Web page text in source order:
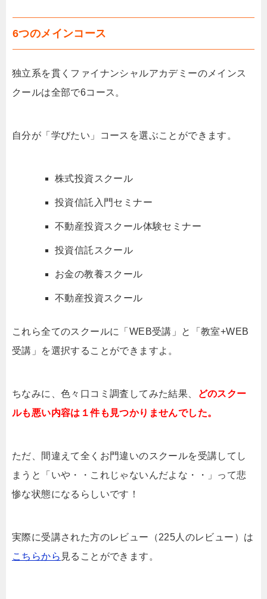
6つのメインコース
独立系を貫くファイナンシャルアカデミーのメインス
クールは全部で6コース。
自分が「学びたい」コースを選ぶことができます。
株式投資スクール
投資信託入門セミナー
不動産投資スクール体験セミナー
投資信託スクール
お金の教養スクール
不動産投資スクール
これら全てのスクールに「WEB受講」と「教室+WEB
受講」を選択することができますよ。
ちなみに、色々口コミ調査してみた結果、
どのスクー
ルも悪い内容は１件も見つかりませんでした。
ただ、間違えて全くお門違いのスクールを受講してし
まうと「いや・・これじゃないんだよな・・」って悲
惨な状態になるらしいです！
実際に受講された方のレビュー（225人のレビュー）は
こちらから 見ることができます。